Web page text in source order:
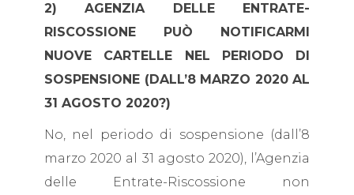
2) AGENZIA DELLE ENTRATE-
RISCOSSIONE PUÒ NOTIFICARMI
NUOVE CARTELLE NEL PERIODO DI
SOSPENSIONE (DALL’8 MARZO 2020 AL
31 AGOSTO 2020?)
No, nel periodo di sospensione (dall’8
marzo 2020 al 31 agosto 2020), l’Agenzia
delle Entrate-Riscossione non